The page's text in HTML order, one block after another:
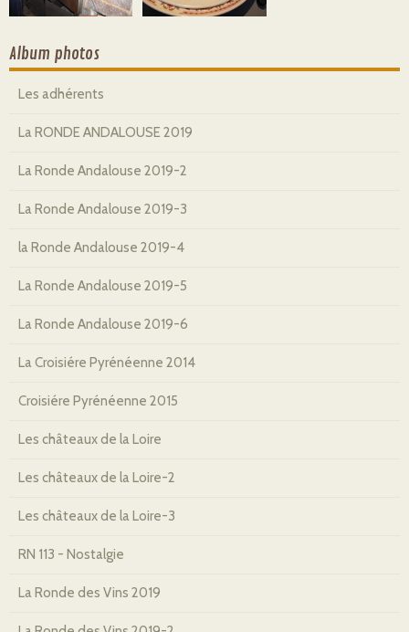
Album photos
Les adhérents
La RONDE ANDALOUSE 2019
La Ronde Andalouse 2019-2
La Ronde Andalouse 2019-3
la Ronde Andalouse 2019-4
La Ronde Andalouse 2019-5
La Ronde Andalouse 2019-6
La Croisiére Pyrénéenne 2014
Croisiére Pyrénéenne 2015
Les châteaux de la Loire
Les châteaux de la Loire-2
Les châteaux de la Loire-3
RN 113 - Nostalgie
La Ronde des Vins 2019